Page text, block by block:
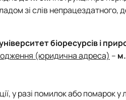
систем, кластерів …
економічного фак…
зі слів непрацездатного,
біоресурсів і
(юридична адреса) –
у разі помилок або помарок